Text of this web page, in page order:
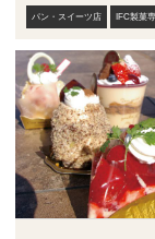
パン・スイーツ店 IFC製菓